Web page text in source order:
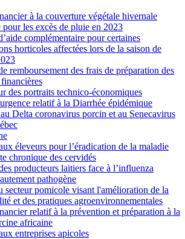
à la couverture végétale hivernale
les excès de pluie en 2023
complémentaire pour certaines
horticoles affectées lors de la saison de
remboursement des frais de préparation des
des portraits technico-économiques
relatif à la Diarrhée épidémique
Delta coronavirus porcin et au Senecavirus
éleveurs pour l’éradication de la maladie
chronique des cervidés
producteurs laitiers face à l’influenza
pathogène
secteur pomicole visant l'amélioration de la
et des pratiques agroenvironnementales
relatif à la prévention et préparation à la
africaine
entreprises apicoles